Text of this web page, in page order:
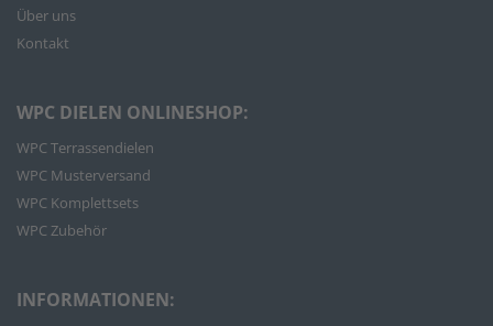
Über uns
Kontakt
WPC DIELEN ONLINESHOP:
WPC Terrassendielen
WPC Musterversand
WPC Komplettsets
WPC Zubehör
INFORMATIONEN: